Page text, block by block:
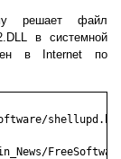
решает файл
в системной
в Internet по